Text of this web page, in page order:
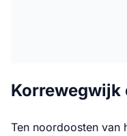
Korrewegwijk
Ten noordoosten van